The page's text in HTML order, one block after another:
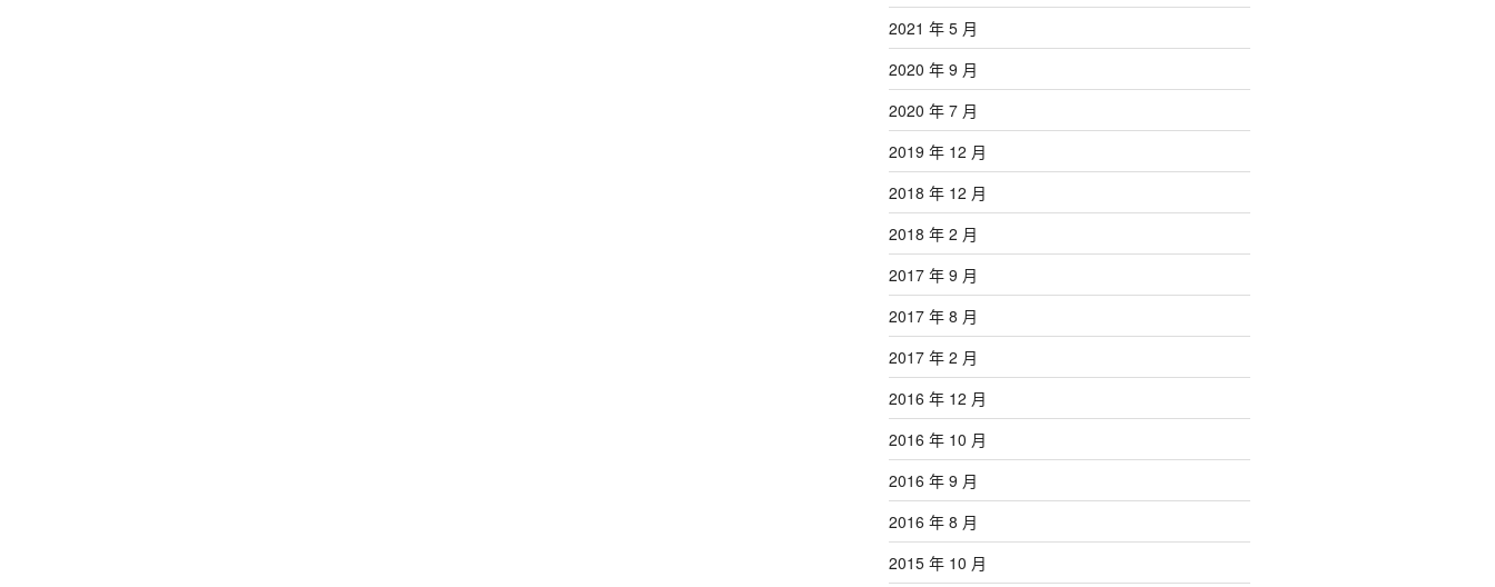
2021 年 5 月
2020 年 9 月
2020 年 7 月
2019 年 12 月
2018 年 12 月
2018 年 2 月
2017 年 9 月
2017 年 8 月
2017 年 2 月
2016 年 12 月
2016 年 10 月
2016 年 9 月
2016 年 8 月
2015 年 10 月